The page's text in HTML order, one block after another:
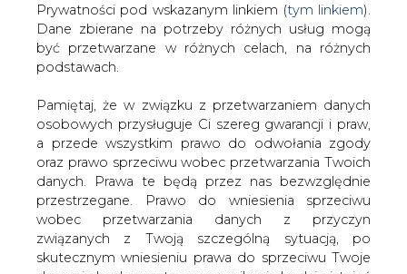
Prywatności pod wskazanym linkiem (tym linkiem).
Dane zbierane na potrzeby różnych usług mogą
być przetwarzane w różnych celach, na różnych
podstawach.
Pamiętaj, że w związku z przetwarzaniem danych
osobowych przysługuje Ci szereg gwarancji i praw,
a przede wszystkim prawo do odwołania zgody
oraz prawo sprzeciwu wobec przetwarzania Twoich
danych. Prawa te będą przez nas bezwzględnie
przestrzegane. Prawo do wniesienia sprzeciwu
wobec przetwarzania danych z przyczyn
związanych z Twoją szczególną sytuacją, po
skutecznym wniesieniu prawa do sprzeciwu Twoje
Shell: koszty Sachalina-2
Drugi etap realizacji projektu Sachalin-2
może kosztować do 2014 r. 20 mld
dolarów, dwa razy więcej niż zakładano -
uznał główny akcjonariusz projektu
Royal Dutch Shell.